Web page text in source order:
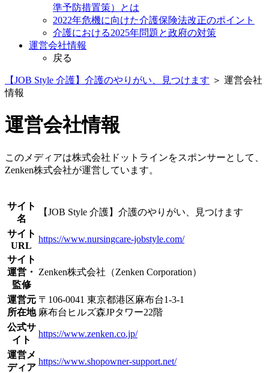
準予防措置策）とは
2022年危機に向けた介護保険法改正のポイント
介護における2025年問題と政府の対策
運営会社情報
戻る
【JOB Style 介護】介護のやりがい、見つけます ＞ 運営会社
情報
運営会社情報
このメディアは株式会社ドットラインをスポンサーとして、
Zenken株式会社が運営しています。
サイト
名
【JOB Style 介護】介護のやりがい、見つけます
サイト
URL
https://www.nursingcare-jobstyle.com/
サイト
運営・
監修
Zenken株式会社（Zenken Corporation）
運営元
所在地
〒106-0041 東京都港区麻布台1-3-1
麻布台ヒルズ森JPタワー22階
公式サ
イト
https://www.zenken.co.jp/
運営メ
ディア
https://www.shopowner-support.net/